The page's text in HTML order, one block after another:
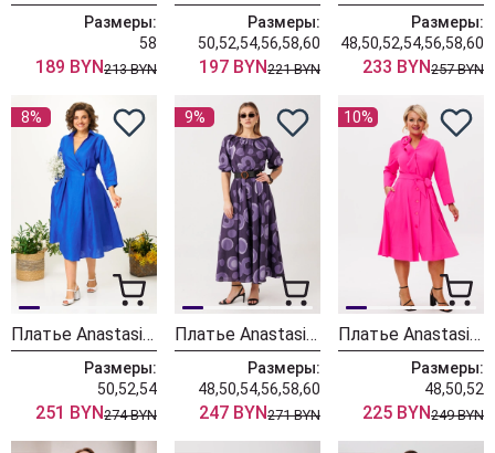
Размеры:
58
189 BYN213 BYN
Размеры:
50,52,54,56,58,60
197 BYN221 BYN
Размеры:
48,50,52,54,56,58,60
233 BYN257 BYN
8%
Платье Anastasia 1229 индиго
Размеры:
50,52,54
251 BYN274 BYN
9%
Платье Anastasia 1327 фиолетовый
Размеры:
48,50,54,56,58,60
247 BYN271 BYN
10%
Платье Anastasia 1208-4 фуксия
Размеры:
48,50,52
225 BYN249 BYN